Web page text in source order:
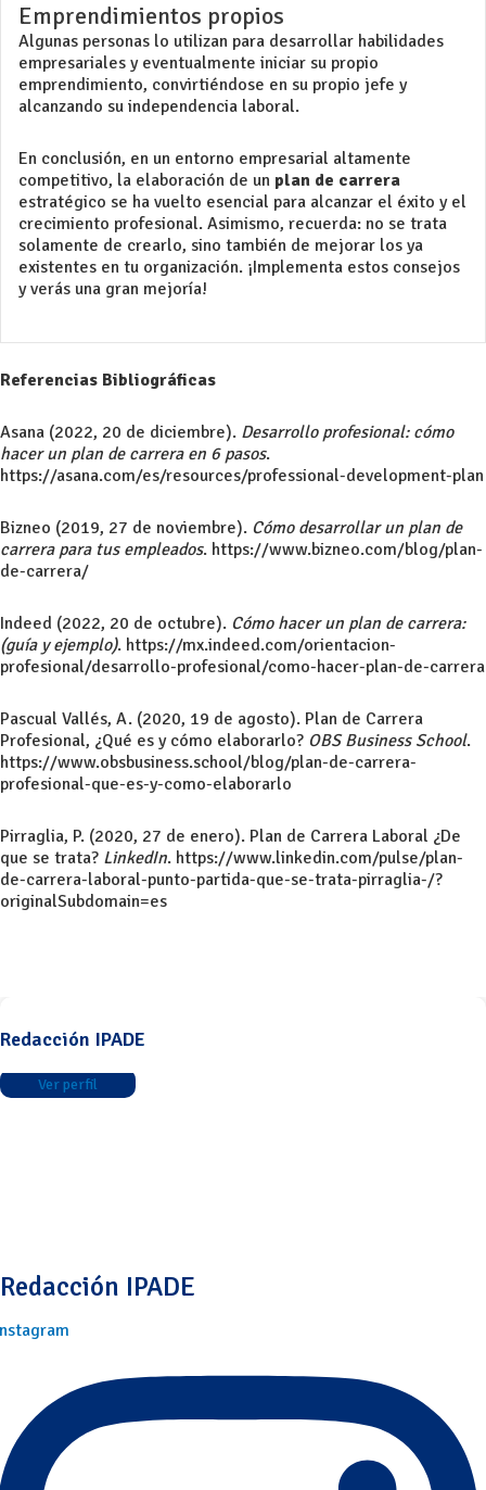
Emprendimientos propios
Algunas personas lo utilizan para desarrollar habilidades
empresariales y eventualmente iniciar su propio
emprendimiento, convirtiéndose en su propio jefe y
alcanzando su independencia laboral.
En conclusión, en un entorno empresarial altamente
competitivo, la elaboración de un plan de carrera
estratégico se ha vuelto esencial para alcanzar el éxito y el
crecimiento profesional. Asimismo, recuerda: no se trata
solamente de crearlo, sino también de mejorar los ya
existentes en tu organización. ¡Implementa estos consejos
y verás una gran mejoría!
Referencias Bibliográficas
Asana (2022, 20 de diciembre). Desarrollo profesional: cómo
hacer un plan de carrera en 6 pasos.
https://asana.com/es/resources/professional-development-plan
Bizneo (2019, 27 de noviembre). Cómo desarrollar un plan de
carrera para tus empleados. https://www.bizneo.com/blog/plan-
de-carrera/
Indeed (2022, 20 de octubre). Cómo hacer un plan de carrera:
(guía y ejemplo). https://mx.indeed.com/orientacion-
profesional/desarrollo-profesional/como-hacer-plan-de-carrera
Pascual Vallés, A. (2020, 19 de agosto). Plan de Carrera
Profesional, ¿Qué es y cómo elaborarlo? OBS Business School.
https://www.obsbusiness.school/blog/plan-de-carrera-
profesional-que-es-y-como-elaborarlo
Pirraglia, P. (2020, 27 de enero). Plan de Carrera Laboral ¿De
que se trata? LinkedIn. https://www.linkedin.com/pulse/plan-
de-carrera-laboral-punto-partida-que-se-trata-pirraglia-/?
originalSubdomain=es
Redacción IPADE
Ver perfil
Redacción IPADE